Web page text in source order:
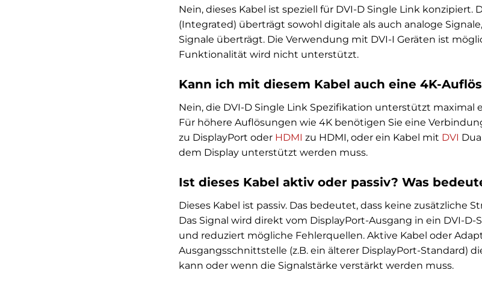
Nein, dieses Kabel ist speziell für DVI-D Single Link
(Integrated) überträgt sowohl digitale als auch analoge
Signale überträgt. Die Verwendung mit DVI-I Geräten ist
Funktionalität wird nicht unterstützt.
Kann ich mit diesem Kabel auch eine 4K-
Nein, die DVI-D Single Link Spezifikation unterstützt maximal
Für höhere Auflösungen wie 4K benötigen Sie eine
zu DisplayPort oder HDMI zu HDMI, oder ein Kabel mit DVI
dem Display unterstützt werden muss.
Ist dieses Kabel aktiv oder passiv? Was
Dieses Kabel ist passiv. Das bedeutet, dass keine zusätzliche
Das Signal wird direkt vom DisplayPort-Ausgang in ein DVI-
und reduziert mögliche Fehlerquellen. Aktive Kabel oder
Ausgangsschnittstelle (z.B. ein älterer DisplayPort-Standard)
kann oder wenn die Signalstärke verstärkt werden muss.